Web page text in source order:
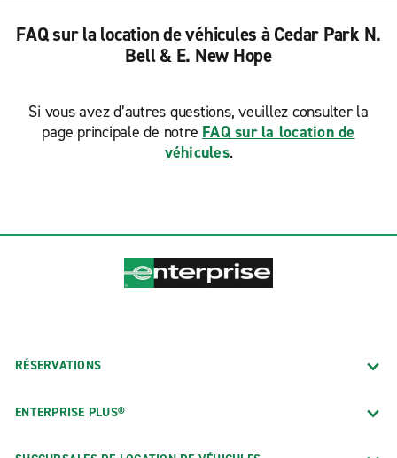
FAQ sur la location de véhicules à Cedar Park N.
Bell & E. New Hope
Si vous avez d’autres questions, veuillez consulter la
page principale de notre FAQ sur la location de
véhicules.
RÉSERVATIONS
ENTERPRISE PLUS®